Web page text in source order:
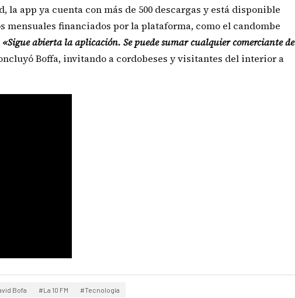
la app ya cuenta con más de 500 descargas y está disponible
mensuales financiados por la plataforma, como el candombe
«Sigue abierta la aplicación. Se puede sumar cualquier comerciante de
Boffa, invitando a cordobeses y visitantes del interior a
Bofa #La 10 FM #Tecnología